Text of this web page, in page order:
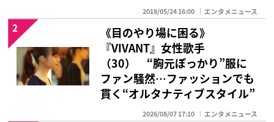
2018/05/24 16:00 エンタメニュース
《目のやり場に困る》
『VIVANT』女性歌手
（30） “胸元ぽっかり”服に
ファン騒然…ファッションでも
貫く“オルタナティブスタイル”
2026/08/07 17:10 エンタメニュース
2